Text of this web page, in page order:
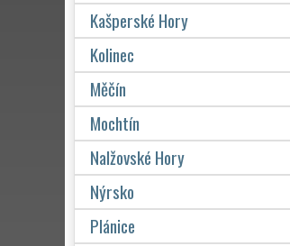
Kašperské Hory
Kolinec
Měčín
Mochtín
Nalžovské Hory
Nýrsko
Plánice